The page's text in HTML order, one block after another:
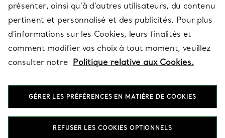
QUESTIONS LÉGALES
SUIVEZ-NOUS
présenter, ainsi qu’à d’autres utilisateurs, du contenu
pertinent et personnalisé et des publicités. Pour plus
d’informations sur les Cookies, leurs finalités et
comment modifier vos choix à tout moment, veuillez
consulter notre Politique relative aux Cookies.
GÉRER LES PRÉFÉRENCES EN MATIÈRE DE COOKIES
REFUSER LES COOKIES OPTIONNELS